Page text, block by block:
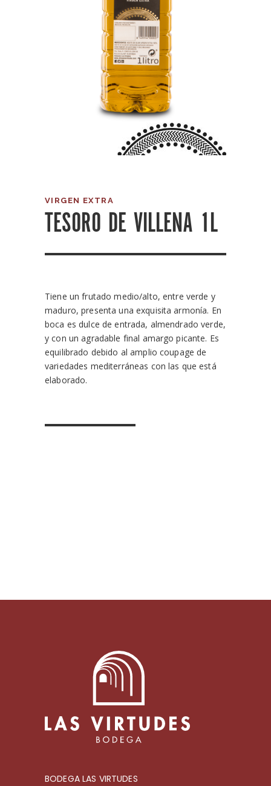
VIRGEN EXTRA
TESORO DE VILLENA 1L
Tiene un frutado medio/alto, entre verde y
maduro, presenta una exquisita armonía. En
boca es dulce de entrada, almendrado verde,
y con un agradable final amargo picante. Es
equilibrado debido al amplio coupage de
variedades mediterráneas con las que está
elaborado.
BODEGA LAS VIRTUDES